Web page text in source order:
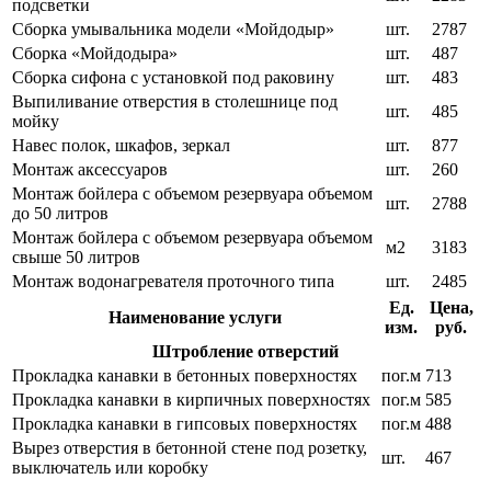
подсветки
Сборка умывальника модели «Мойдодыр»
шт.
2787
Сборка «Мойдодыра»
шт.
487
Сборка сифона с установкой под раковину
шт.
483
Выпиливание отверстия в столешнице под
мойку
шт.
485
Навес полок, шкафов, зеркал
шт.
877
Монтаж аксессуаров
шт.
260
Монтаж бойлера с объемом резервуара объемом
до 50 литров
шт.
2788
Монтаж бойлера с объемом резервуара объемом
свыше 50 литров
м2
3183
Монтаж водонагревателя проточного типа
шт.
2485
Наименование услуги
Ед.
изм.
Цена,
руб.
Штробление отверстий
Прокладка канавки в бетонных поверхностях
пог.м 713
Прокладка канавки в кирпичных поверхностях пог.м 585
Прокладка канавки в гипсовых поверхностях
пог.м 488
Вырез отверстия в бетонной стене под розетку,
выключатель или коробку
шт.
467